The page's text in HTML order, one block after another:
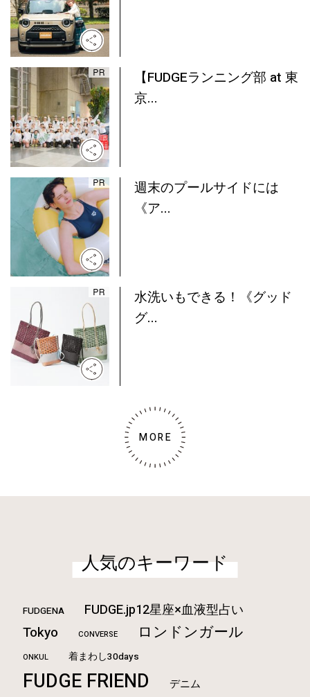
【FUDGEランニング部 at 東
京...
週末のプールサイドには
《ア...
水洗いもできる！《グッド
グ...
MORE
人気のキーワード
FUDGENA FUDGE.jp12星座×血液型占い
Tokyo CONVERSE ロンドンガール
ONKUL 着まわし30days
FUDGE FRIEND デニム